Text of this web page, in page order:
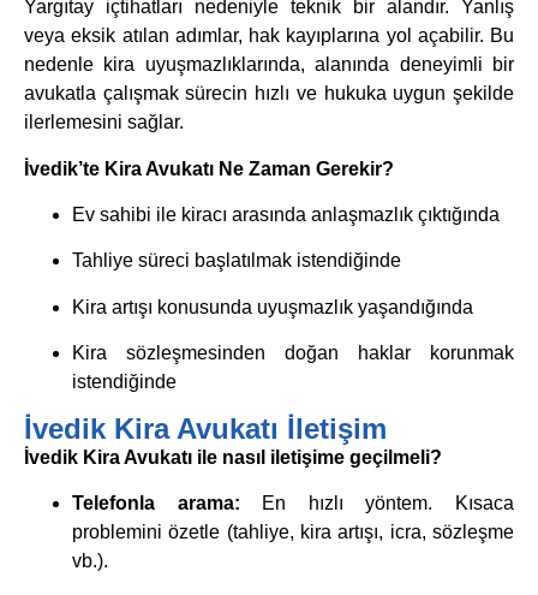
Yargıtay içtihatları nedeniyle teknik bir alandır. Yanlış
veya eksik atılan adımlar, hak kayıplarına yol açabilir. Bu
nedenle kira uyuşmazlıklarında, alanında deneyimli bir
avukatla çalışmak sürecin hızlı ve hukuka uygun şekilde
ilerlemesini sağlar.
İvedik’te Kira Avukatı Ne Zaman Gerekir?
Ev sahibi ile kiracı arasında anlaşmazlık çıktığında
Tahliye süreci başlatılmak istendiğinde
Kira artışı konusunda uyuşmazlık yaşandığında
Kira sözleşmesinden doğan haklar korunmak
istendiğinde
İvedik Kira Avukatı İletişim
İvedik Kira Avukatı ile nasıl iletişime geçilmeli?
Telefonla arama: En hızlı yöntem. Kısaca
problemini özetle (tahliye, kira artışı, icra, sözleşme
vb.).